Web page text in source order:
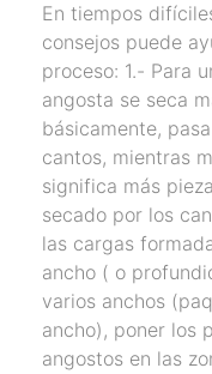
En tiempos
consejos puede
proceso: 1.- Para
angosta se seca
básicamente,
cantos, mientras
significa más
secado por los
las cargas
ancho ( o
varios anchos
ancho), poner los
angostos en las